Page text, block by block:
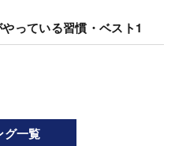
っている習慣・ベスト1
グ一覧